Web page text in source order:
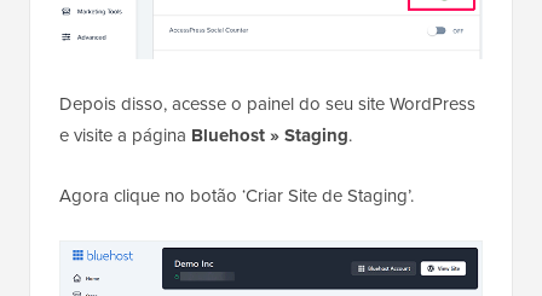
Depois disso, acesse o painel do seu site WordPress
e visite a página Bluehost » Staging.
Agora clique no botão ‘Criar Site de Staging’.